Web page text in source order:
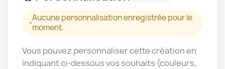
Aucune personnalisation enregistrée pour le
moment.
Vous pouvez personnaliser cette création en
indiquant ci-dessous vos souhaits (couleurs,